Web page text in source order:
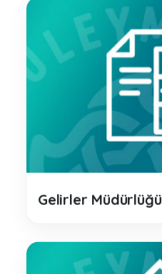
Gelirler Müdürlüğü